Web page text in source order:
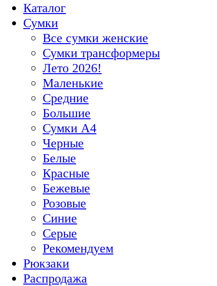
Каталог
Сумки
Все сумки женские
Сумки трансформеры
Лето 2026!
Маленькие
Средние
Большие
Сумки А4
Черные
Белые
Красные
Бежевые
Розовые
Синие
Серые
Рекомендуем
Рюкзаки
Распродажа